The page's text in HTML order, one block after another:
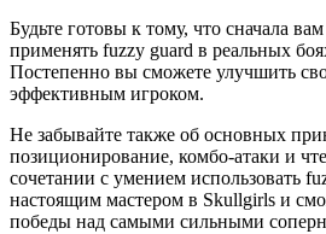
Будьте готовы к тому, что сначала
применять fuzzy guard в реальных
Постепенно вы сможете улучшить
эффективным игроком.
Не забывайте также об основных
позиционирование, комбо-атаки и
сочетании с умением использовать
настоящим мастером в Skullgirls и
победы над самыми сильными